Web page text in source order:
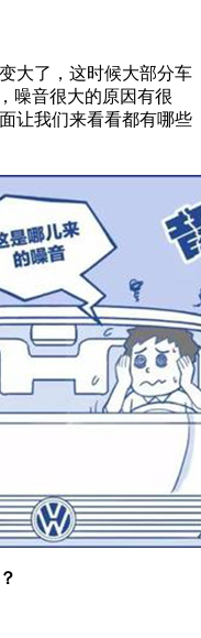
大了，这时候大部分车
噪音很大的原因有很
让我们来看看都有哪些